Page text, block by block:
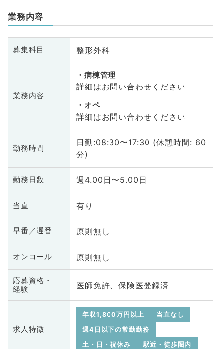
業務内容
募集科目 整形外科
業務内容
病棟管理
詳細はお問い合わせください
オペ
詳細はお問い合わせください
勤務時間
日勤:08:30〜17:30 (休憩時間: 60
分)
勤務日数 週4.00日〜5.00日
当直 有り
早番／遅番 原則無し
オンコール 原則無し
応募資格・
経験
医師免許、保険医登録済
求人特徴
年収1,800万円以上
当直なし
週4日以下の常勤勤務
土・日・祝休み
駅近・徒歩圏内